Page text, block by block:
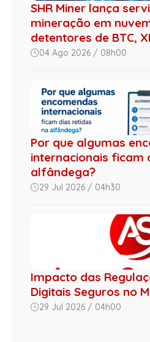
SHR Miner lança
mineração em
detentores de BTC,
04 Ago 2026 / 08h00
Por que algumas
internacionais ficam
alfândega?
29 Jul 2026 / 04h30
Impacto das
Digitais Seguros no
29 Jul 2026 / 04h00